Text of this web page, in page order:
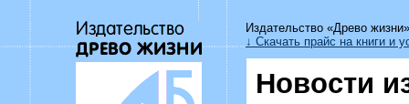
Издательство «Древо
↓ Скачать прайс на книги и
Новости